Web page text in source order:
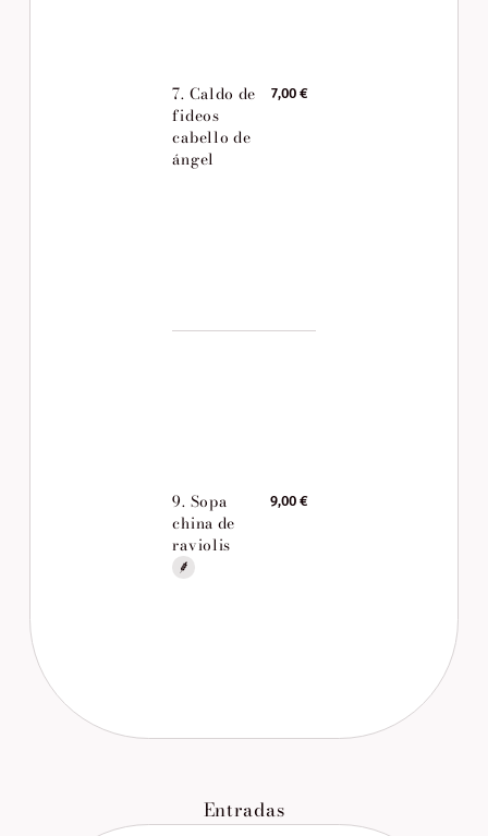
7. Caldo de
fideos
cabello de
ángel
7,00 €
9. Sopa
china de
raviolis
9,00 €
Entradas